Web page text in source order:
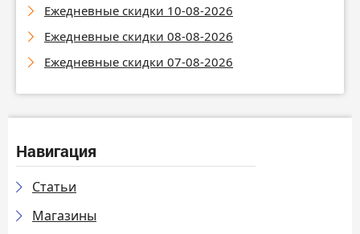
Ежедневные скидки 10-08-2026
Ежедневные скидки 08-08-2026
Ежедневные скидки 07-08-2026
Навигация
Статьи
Магазины